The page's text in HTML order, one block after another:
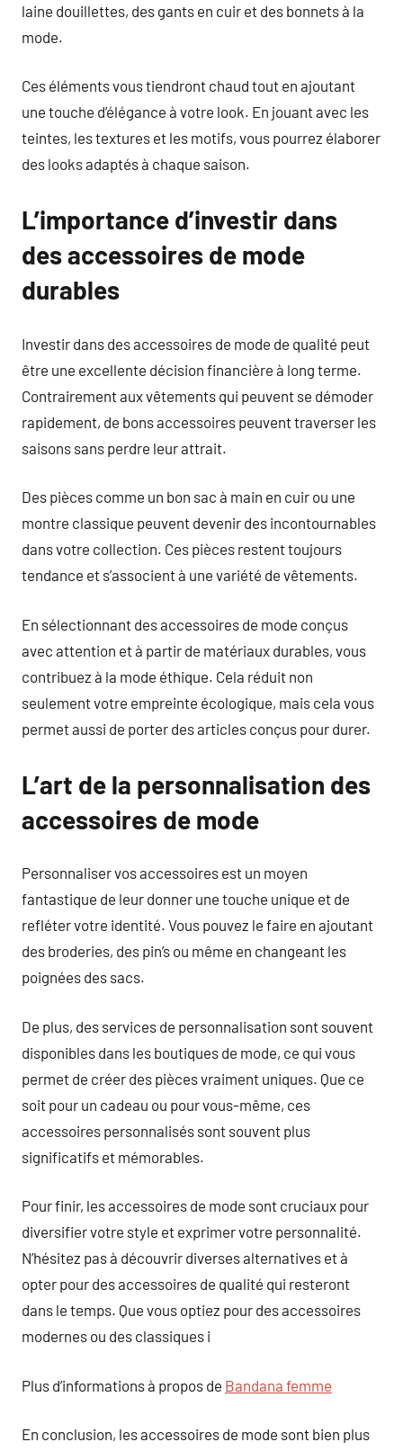
laine douillettes, des gants en cuir et des bonnets à la
mode.
Ces éléments vous tiendront chaud tout en ajoutant
une touche d’élégance à votre look. En jouant avec les
teintes, les textures et les motifs, vous pourrez élaborer
des looks adaptés à chaque saison.
L’importance d’investir dans
des accessoires de mode
durables
Investir dans des accessoires de mode de qualité peut
être une excellente décision financière à long terme.
Contrairement aux vêtements qui peuvent se démoder
rapidement, de bons accessoires peuvent traverser les
saisons sans perdre leur attrait.
Des pièces comme un bon sac à main en cuir ou une
montre classique peuvent devenir des incontournables
dans votre collection. Ces pièces restent toujours
tendance et s’associent à une variété de vêtements.
En sélectionnant des accessoires de mode conçus
avec attention et à partir de matériaux durables, vous
contribuez à la mode éthique. Cela réduit non
seulement votre empreinte écologique, mais cela vous
permet aussi de porter des articles conçus pour durer.
L’art de la personnalisation des
accessoires de mode
Personnaliser vos accessoires est un moyen
fantastique de leur donner une touche unique et de
refléter votre identité. Vous pouvez le faire en ajoutant
des broderies, des pin’s ou même en changeant les
poignées des sacs.
De plus, des services de personnalisation sont souvent
disponibles dans les boutiques de mode, ce qui vous
permet de créer des pièces vraiment uniques. Que ce
soit pour un cadeau ou pour vous-même, ces
accessoires personnalisés sont souvent plus
significatifs et mémorables.
Pour finir, les accessoires de mode sont cruciaux pour
diversifier votre style et exprimer votre personnalité.
N’hésitez pas à découvrir diverses alternatives et à
opter pour des accessoires de qualité qui resteront
dans le temps. Que vous optiez pour des accessoires
modernes ou des classiques i
Plus d’informations à propos de Bandana femme
En conclusion, les accessoires de mode sont bien plus